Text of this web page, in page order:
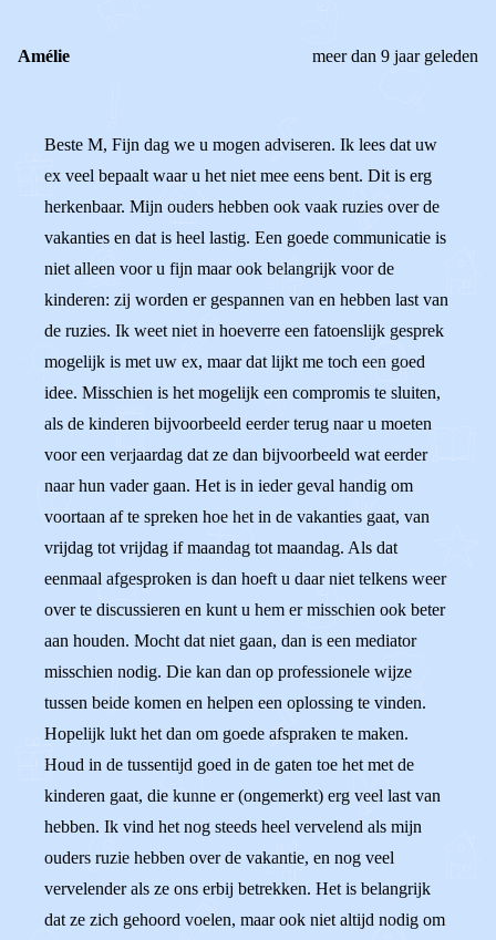
Amélie meer dan 9 jaar geleden
Beste M, Fijn dag we u mogen adviseren. Ik lees dat uw
ex veel bepaalt waar u het niet mee eens bent. Dit is erg
herkenbaar. Mijn ouders hebben ook vaak ruzies over de
vakanties en dat is heel lastig. Een goede communicatie is
niet alleen voor u fijn maar ook belangrijk voor de
kinderen: zij worden er gespannen van en hebben last van
de ruzies. Ik weet niet in hoeverre een fatoenslijk gesprek
mogelijk is met uw ex, maar dat lijkt me toch een goed
idee. Misschien is het mogelijk een compromis te sluiten,
als de kinderen bijvoorbeeld eerder terug naar u moeten
voor een verjaardag dat ze dan bijvoorbeeld wat eerder
naar hun vader gaan. Het is in ieder geval handig om
voortaan af te spreken hoe het in de vakanties gaat, van
vrijdag tot vrijdag if maandag tot maandag. Als dat
eenmaal afgesproken is dan hoeft u daar niet telkens weer
over te discussieren en kunt u hem er misschien ook beter
aan houden. Mocht dat niet gaan, dan is een mediator
misschien nodig. Die kan dan op professionele wijze
tussen beide komen en helpen een oplossing te vinden.
Hopelijk lukt het dan om goede afspraken te maken.
Houd in de tussentijd goed in de gaten toe het met de
kinderen gaat, die kunne er (ongemerkt) erg veel last van
hebben. Ik vind het nog steeds heel vervelend als mijn
ouders ruzie hebben over de vakantie, en nog veel
vervelender als ze ons erbij betrekken. Het is belangrijk
dat ze zich gehoord voelen, maar ook niet altijd nodig om